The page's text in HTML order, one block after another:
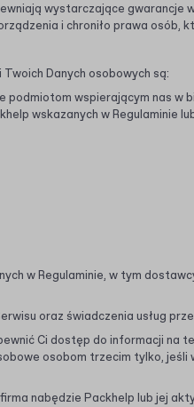
wystarczające gwarancje
i chroniło prawa osób,
Danych osobowych są:
podmiotom wspierającym nas w
wskazanych w Regulaminie
w Regulaminie, w tym
oraz świadczenia usług
Ci dostęp do informacji na
osobom trzecim tylko, jeśli
nabędzie Packhelp lub jej